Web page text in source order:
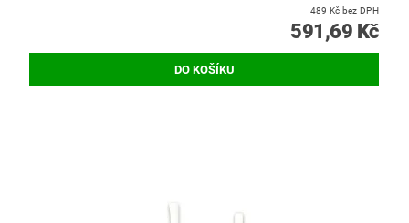
489 Kč bez DPH
591,69 Kč